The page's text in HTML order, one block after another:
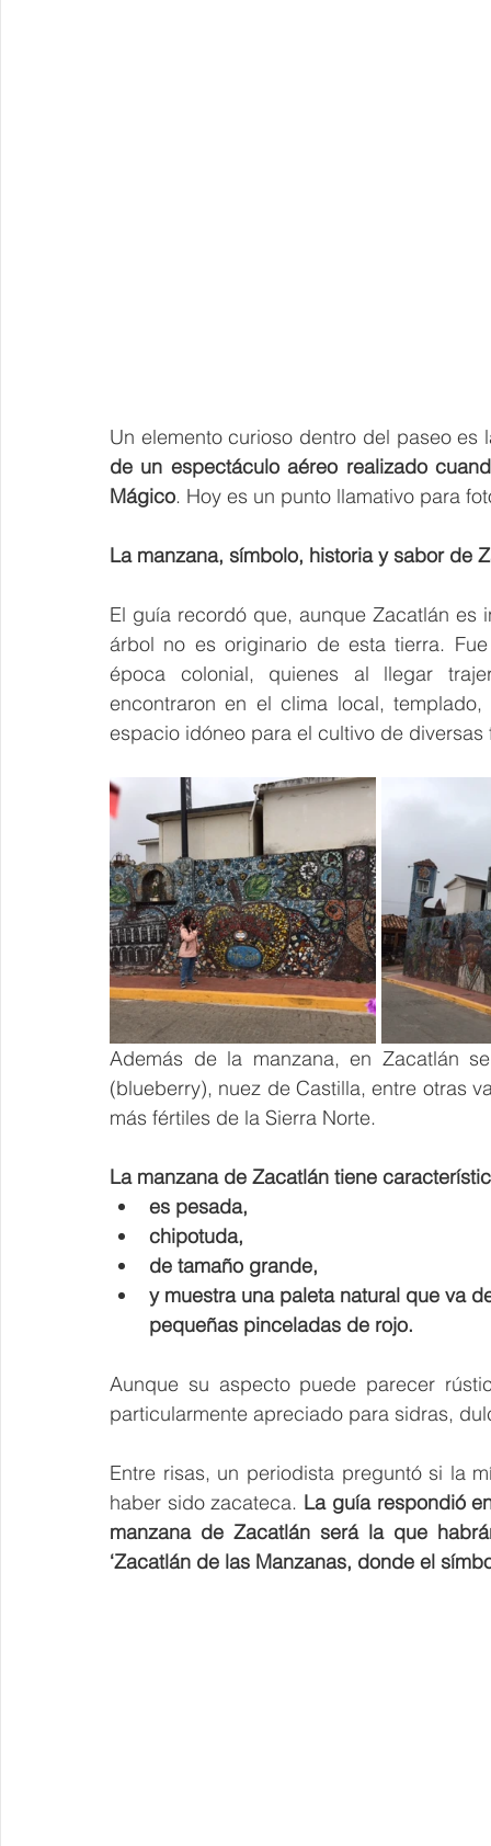
Un elemento curioso dentro del paseo
de un espectáculo aéreo realizado
Mágico. Hoy es un punto llamativo para
La manzana, símbolo, historia y sabor de
El guía recordó que, aunque Zacatlán es
árbol no es originario de esta tierra.
época colonial, quienes al llegar
encontraron en el clima local,
espacio idóneo para el cultivo de
Además de la manzana, en Zacatlán
(blueberry), nuez de Castilla, entre otras
más fértiles de la Sierra Norte.
La manzana de Zacatlán tiene
es pesada,
chipotuda,
de tamaño grande,
y muestra una paleta natural que va
pequeñas pinceladas de rojo.
Aunque su aspecto puede parecer
particularmente apreciado para sidras,
Entre risas, un periodista preguntó si la
haber sido zacateca. La guía respondió
manzana de Zacatlán será la que
‘Zacatlán de las Manzanas, donde el